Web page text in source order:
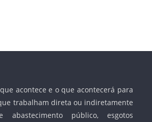
acontece e o que acontecerá para
trabalham direta ou indiretamente
abastecimento público, esgotos